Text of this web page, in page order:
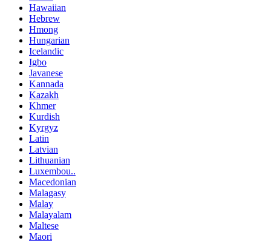
Hawaiian
Hebrew
Hmong
Hungarian
Icelandic
Igbo
Javanese
Kannada
Kazakh
Khmer
Kurdish
Kyrgyz
Latin
Latvian
Lithuanian
Luxembou..
Macedonian
Malagasy
Malay
Malayalam
Maltese
Maori